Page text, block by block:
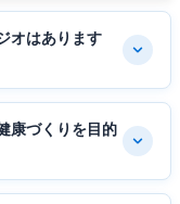
オはあります
康づくりを目的